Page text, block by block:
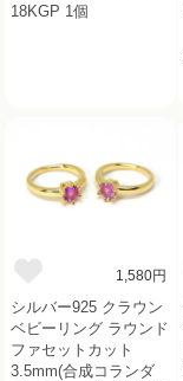
18KGP 1個
1,580円
シルバー925 クラウン
ベビーリング ラウンド
ファセットカット
3.5mm(合成コランダ